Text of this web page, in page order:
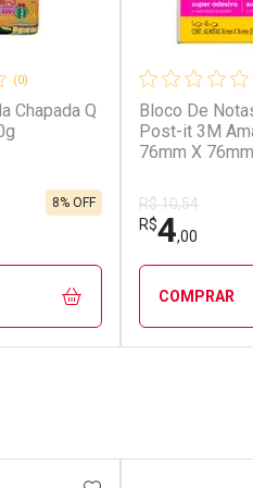
(0)
Chapada Q
8% OFF
Bloco De
Post-it 3M
76mm X
R$ 10,54
R$4,00
COMPRAR